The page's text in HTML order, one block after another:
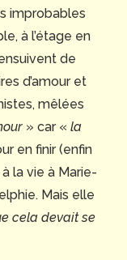
improbables
à l’étage en
de
d’amour et
mêlées
» car « la
en finir (enfin
la vie à Marie-
Mais elle
cela devait se